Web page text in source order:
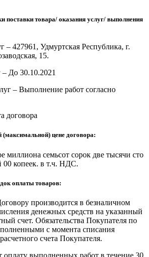
поставки товара/ оказания услуг/ выполнения
– 427961, Удмуртская Республика, г.
15.
– До 30.10.2021
– Выполнение работ согласно
договора
(максимальной) цене договора:
миллиона семьсот сорок две тысячи сто
00 копеек. в т.ч. НДС.
оплаты товаров:
производится в безналичном
денежных средств на указанный
счет. Обязательства Покупателя по
с момента списания
счета Покупателя.
оплату выполненных работ в течение 30